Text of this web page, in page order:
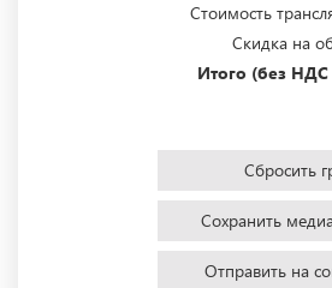
Стоимость
Скидка на
Итого (без НДС
Сбросить
Сохранить
Отправить на